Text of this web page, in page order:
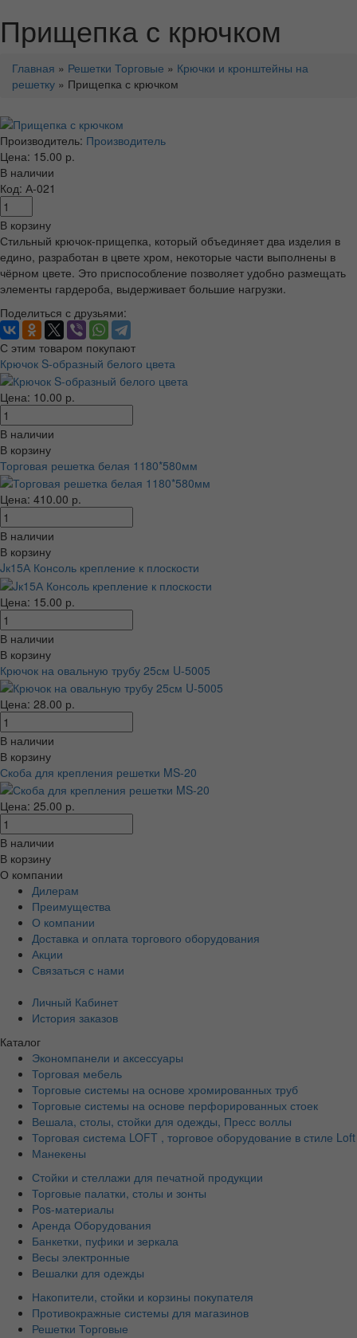
Прищепка с крючком
Главная » Решетки Торговые » Крючки и кронштейны на
решетку » Прищепка с крючком
Производитель: Производитель
Цена: 15.00 р.
В наличии
Код: А-021
В корзину
Стильный крючок-прищепка, который объединяет два изделия в
едино, разработан в цвете хром, некоторые части выполнены в
чёрном цвете. Это приспособление позволяет удобно размещать
элементы гардероба, выдерживает большие нагрузки.
Поделиться с друзьями:
С этим товаром покупают
Крючок S-образный белого цвета
Цена: 10.00 р.
В наличии
В корзину
Торговая решетка белая 1180*580мм
Цена: 410.00 р.
В наличии
В корзину
Jк15А Консоль крепление к плоскости
Цена: 15.00 р.
В наличии
В корзину
Крючок на овальную трубу 25см U-5005
Цена: 28.00 р.
В наличии
В корзину
Скоба для крепления решетки MS-20
Цена: 25.00 р.
В наличии
В корзину
О компании
Дилерам
Преимущества
О компании
Доставка и оплата торгового оборудования
Акции
Связаться с нами
Личный Кабинет
История заказов
Каталог
Экономпанели и аксессуары
Торговая мебель
Торговые системы на основе хромированных труб
Торговые системы на основе перфорированных стоек
Вешала, столы, стойки для одежды, Пресс воллы
Торговая система LOFT , торговое оборудование в стиле Loft
Манекены
Стойки и стеллажи для печатной продукции
Торговые палатки, столы и зонты
Pos-материалы
Аренда Оборудования
Банкетки, пуфики и зеркала
Весы электронные
Вешалки для одежды
Накопители, стойки и корзины покупателя
Противокражные системы для магазинов
Решетки Торговые